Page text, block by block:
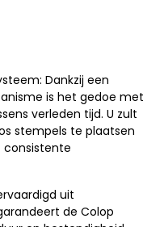
Dankzij een
is het gedoe met
verleden tijd. U zult
stempels te plaatsen
consistente
uit
de Colop